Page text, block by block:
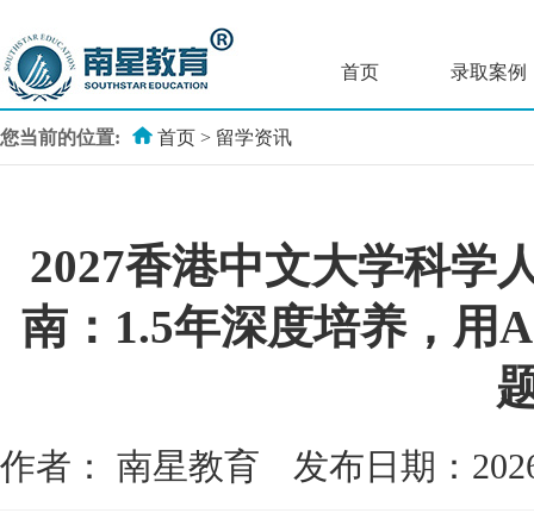
首页 录取案例
您当前的位置: 首页 > 留学资讯
2027香港中文大学科学
南：1.5年深度培养，用
作者： 南星教育 发布日期：